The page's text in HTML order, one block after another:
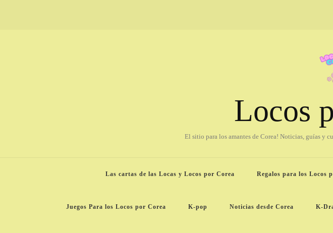
Locos
El sitio para los amantes de Corea! Noticias, guías y
Las cartas de las Locas y Locos por Corea Regalos para los Locos
Juegos Para los Locos por Corea K-pop Noticias desde Corea K-